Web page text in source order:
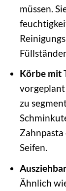
müssen.
Körbe mit
zu
Seifen.
Ähnlich